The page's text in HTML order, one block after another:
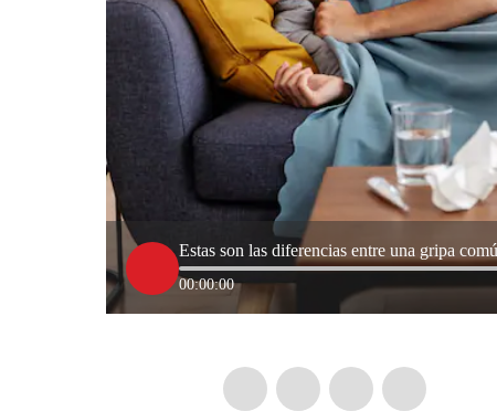
Estas son las diferencias entre una gripa
00:00:00